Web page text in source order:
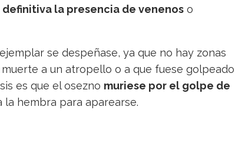
la presencia de venenos o
se despeñase, ya que no hay zonas
a un atropello o a que fuese golpeado
es que el osezno muriese por el golpe de
hembra para aparearse.